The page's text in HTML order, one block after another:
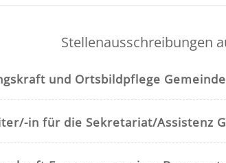
Stellenausschreibungen
und Ortsbildpflege
in für die Sekretariat/Assistenz